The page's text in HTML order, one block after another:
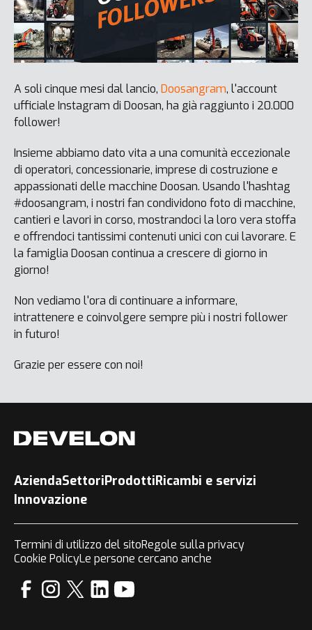
A soli cinque mesi dal lancio, Doosangram, l'account
ufficiale Instagram di Doosan, ha già raggiunto i 20.000
follower!
Insieme abbiamo dato vita a una comunità eccezionale
di operatori, concessionarie, imprese di costruzione e
appassionati delle macchine Doosan. Usando l'hashtag
#doosangram, i nostri fan condividono foto di macchine,
cantieri e lavori in corso, mostrandoci la loro vera stoffa
e offrendoci tantissimi contenuti unici con cui lavorare. E
la famiglia Doosan continua a crescere di giorno in
giorno!
Non vediamo l'ora di continuare a informare,
intrattenere e coinvolgere sempre più i nostri follower
in futuro!
Grazie per essere con noi!
AziendaSettoriProdottiRicambi e servizi
Innovazione
Termini di utilizzo del sitoRegole sulla privacy
Cookie PolicyLe persone cercano anche